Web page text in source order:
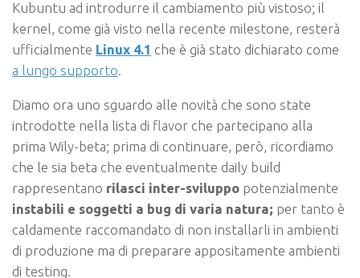
Kubuntu ad introdurre il cambiamento più vistoso; il
kernel, come già visto nella recente milestone, resterà
ufficialmente Linux 4.1 che è già stato dichiarato come
a lungo supporto.
Diamo ora uno sguardo alle novità che sono state
introdotte nella lista di flavor che partecipano alla
prima Wily-beta; prima di continuare, però, ricordiamo
che le sia beta che eventualmente daily build
rappresentano rilasci inter-sviluppo potenzialmente
instabili e soggetti a bug di varia natura; per tanto è
caldamente raccomandato di non installarli in ambienti
di produzione ma di preparare appositamente ambienti
di testing.